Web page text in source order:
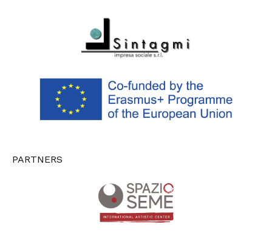
PARTNERS